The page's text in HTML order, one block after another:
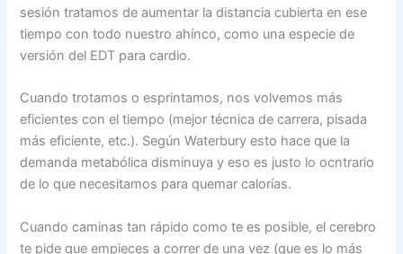
sesión tratamos de aumentar la distancia cubierta en ese
tiempo con todo nuestro ahínco, como una especie de
versión del EDT para cardio.
Cuando trotamos o esprintamos, nos volvemos más
eficientes con el tiempo (mejor técnica de carrera, pisada
más eficiente, etc.). Según Waterbury esto hace que la
demanda metabólica disminuya y eso es justo lo ocntrario
de lo que necesitamos para quemar calorías.
Cuando caminas tan rápido como te es posible, el cerebro
te pide que empieces a correr de una vez (que es lo más